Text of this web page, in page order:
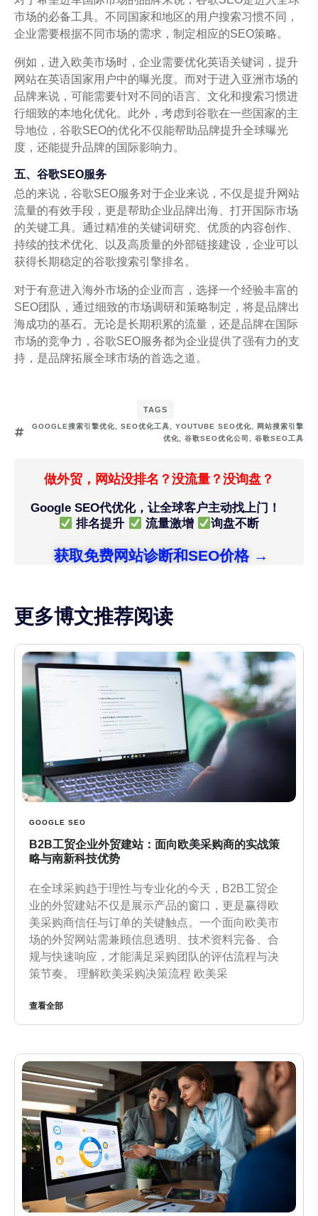
市场的必备工具。不同国家和地区的用户搜索习惯不同，
企业需要根据不同市场的需求，制定相应的SEO策略。
例如，进入欧美市场时，企业需要优化英语关键词，提升
网站在英语国家用户中的曝光度。而对于进入亚洲市场的
品牌来说，可能需要针对不同的语言、文化和搜索习惯进
行细致的本地化优化。此外，考虑到谷歌在一些国家的主
导地位，谷歌SEO的优化不仅能帮助品牌提升全球曝光
度，还能提升品牌的国际影响力。
五、谷歌SEO服务
总的来说，谷歌SEO服务对于企业来说，不仅是提升网站
流量的有效手段，更是帮助企业品牌出海、打开国际市场
的关键工具。通过精准的关键词研究、优质的内容创作、
持续的技术优化、以及高质量的外部链接建设，企业可以
获得长期稳定的谷歌搜索引擎排名。
对于有意进入海外市场的企业而言，选择一个经验丰富的
SEO团队，通过细致的市场调研和策略制定，将是品牌出
海成功的基石。无论是长期积累的流量，还是品牌在国际
市场的竞争力，谷歌SEO服务都为企业提供了强有力的支
持，是品牌拓展全球市场的首选之道。
TAGS
GOOGLE搜索引擎优化 SEO优化工具 YOUTUBE SEO优化
网站搜索引擎
优化
谷歌SEO优化公司 谷歌SEO工具
做外贸，网站没排名？没流量？没询盘？
Google SEO代优化，让全球客户主动找上门！
排名提升
流量激增 询盘不断
获取免费网站诊断和SEO价格 →
更多博文推荐阅读
GOOGLE SEO
B2B工贸企业外贸建站：面向欧美采购商的实战策
略与南新科技优势
在全球采购趋于理性与专业化的今天，B2B工贸企
业的外贸建站不仅是展示产品的窗口，更是赢得欧
美采购商信任与订单的关键触点。一个面向欧美市
场的外贸网站需兼顾信息透明、技术资料完备、合
规与快速响应，才能满足采购团队的评估流程与决
策节奏。 理解欧美采购决策流程 欧美采
查看全部